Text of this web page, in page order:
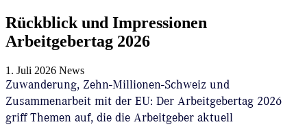
Rückblick und Impressionen
Arbeitgebertag 2026
1. Juli 2026 News
Zuwanderung, Zehn-Millionen-Schweiz und
Zusammenarbeit mit der EU: Der Arbeitgebertag 2026
griff Themen auf, die die Arbeitgeber aktuell